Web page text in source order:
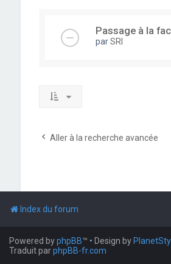
Passage à la
parSRI
Aller à la recherche avancée
Index du forum
Powered byphpBB™ • Design by
Traduit parphpBB-fr.com